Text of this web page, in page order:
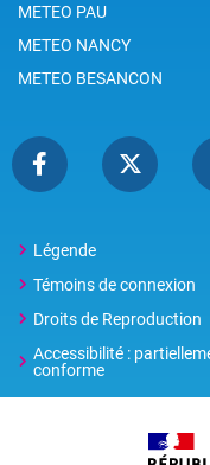
METEO PAU
METEO NANCY
METEO BESANCON
Légende
Témoins de connexion
Droits de Reproduction
Accessibilité :
conforme